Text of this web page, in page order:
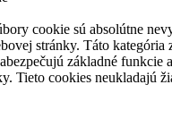
cookie sú absolútne
stránky. Táto kategória
základné funkcie
Tieto cookies neukladajú